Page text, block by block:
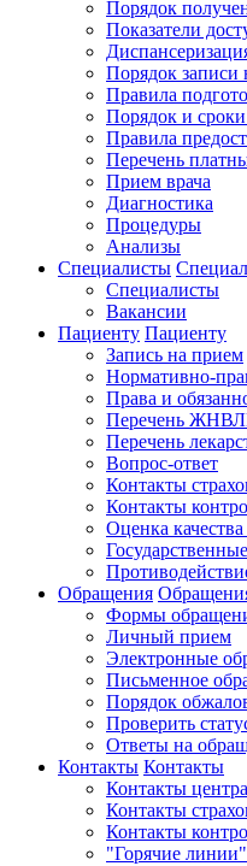
Порядок
Показатели
Порядок записи
Правила
Порядок и
Правила
Перечень
Прием врача
Диагностика
Процедуры
Анализы
Специалисты
Специалисты
Вакансии
Пациенту Пациенту
Запись на прием
Нормативно-
Права и
Перечень
Перечень
Вопрос-ответ
Контакты
Контакты
Оценка
Обращения
Формы
Личный прием
Электронные
Письменное
Порядок
Проверить
Ответы на
Контакты Контакты
Контакты центра
Контакты
Контакты
"Горячие